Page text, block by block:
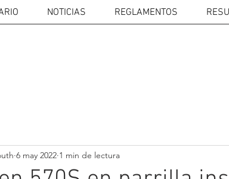
NOTICIAS REGLAMENTOS
6 may 2022 1 min de lectura